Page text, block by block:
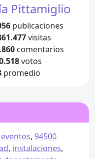
Pittamiglio
publicaciones
visitas
comentarios
votos
promedio
eventos, 94500
, instalaciones,